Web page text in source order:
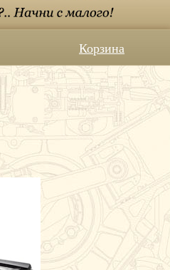
Корзина